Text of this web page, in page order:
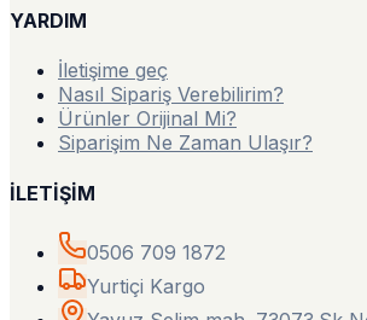
YARDIM
İletişime geç
Nasıl Sipariş Verebilirim?
Ürünler Orijinal Mi?
Siparişim Ne Zaman Ulaşır?
İLETİŞİM
0506 709 1872
Yurtiçi Kargo